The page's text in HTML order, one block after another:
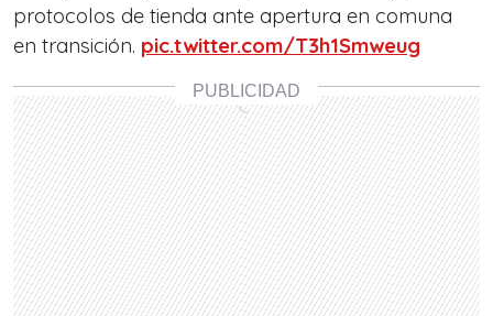
protocolos de tienda ante apertura en comuna
en transición. pic.twitter.com/T3h1Smweug